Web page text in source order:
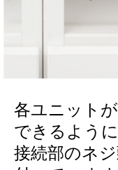
各ユニット
できるよう
接続部のネ